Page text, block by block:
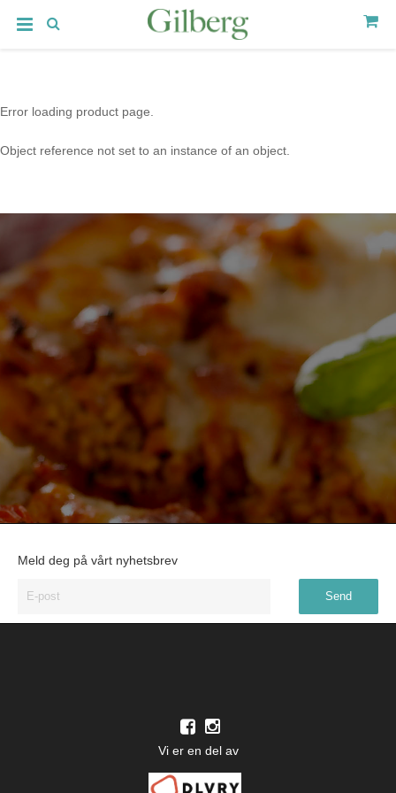
Error loading product page.
Object reference not set to an instance of an object.
Meld deg på vårt nyhetsbrev
Vi er en del av